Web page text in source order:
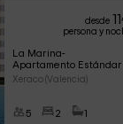
desde 11
persona y
La Marina-
Apartamento Estándar
Xeraco (Valencia)
5 2 1